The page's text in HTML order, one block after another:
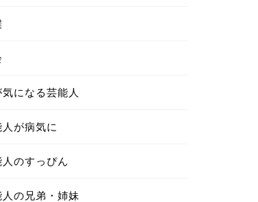
気になる芸能人
が病気に
人のすっぴん
人の兄弟・姉妹